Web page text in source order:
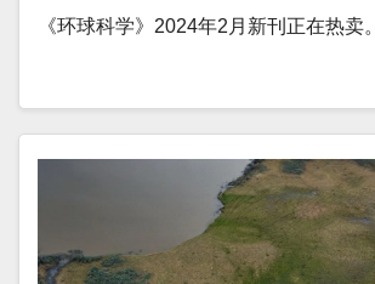
《环球科学》2024年2月新刊正在热卖。